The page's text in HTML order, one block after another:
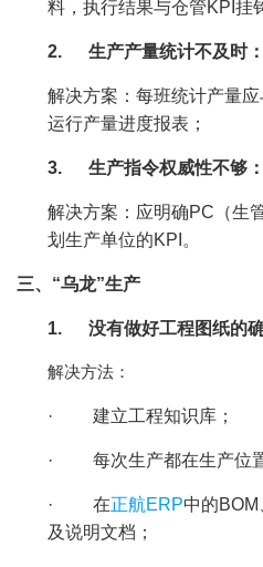
料，执行结果与仓管KPI挂
2. 生产产量统计不及时：
解决方案：每班统计产量
运行产量进度报表；
3. 生产指令权威性不够：
解决方案：应明确PC（生
划生产单位的KPI。
三、“乌龙”生产
1. 没有做好工程图纸的
解决方法：
· 建立工程知识库；
· 每次生产都在生产位
· 在正航ERP中的
及说明文档；